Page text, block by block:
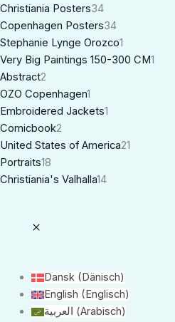
Christiania Posters34
Copenhagen Posters34
Stephanie Lynge Orozco1
Very Big Paintings 150-300 CM1
Abstract2
OZO Copenhagen1
Embroidered Jackets1
Comicbook2
United States of America21
Portraits18
Christiania's Valhalla14
Dansk(Dänisch)
English (Englisch)
العربية (Arabisch)